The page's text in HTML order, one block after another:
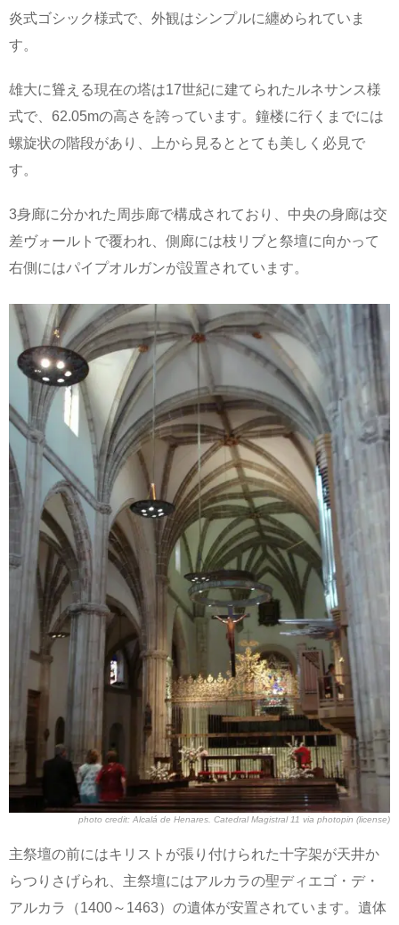
炎式ゴシック様式で、外観はシンプルに纏められていま
す。
雄大に聳える現在の塔は17世紀に建てられたルネサンス様
式で、62.05mの高さを誇っています。鐘楼に行くまでには
螺旋状の階段があり、上から見るととても美しく必見で
す。
3身廊に分かれた周歩廊で構成されており、中央の身廊は交
差ヴォールトで覆われ、側廊には枝リブと祭壇に向かって
右側にはパイプオルガンが設置されています。
photo credit: Alcalá de Henares. Catedral Magistral 11 via photopin (license)
主祭壇の前にはキリストが張り付けられた十字架が天井か
らつりさげられ、主祭壇にはアルカラの聖ディエゴ・デ・
アルカラ（1400～1463）の遺体が安置されています。遺体